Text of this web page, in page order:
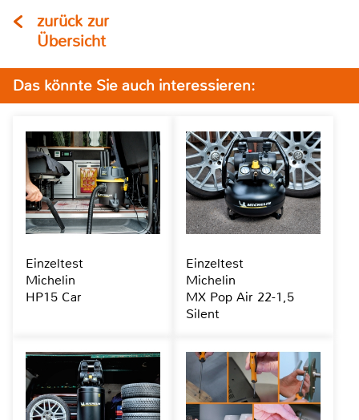
zurück zur
Übersicht
Das könnte Sie auch interessieren:
Einzeltest
Michelin
HP15 Car
Einzeltest
Michelin
MX Pop Air 22-1,5
Silent